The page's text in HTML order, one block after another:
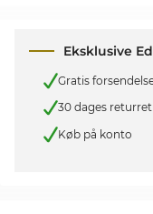
Eksklusive
Gratis
30 dages returret
Køb på konto